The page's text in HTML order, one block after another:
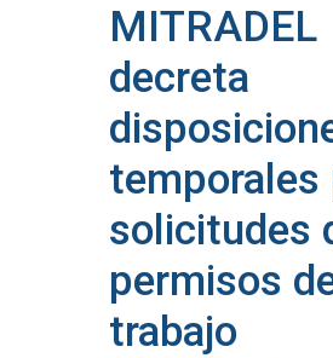
MITRADEL
decreta
temporales
solicitudes
permisos
trabajo